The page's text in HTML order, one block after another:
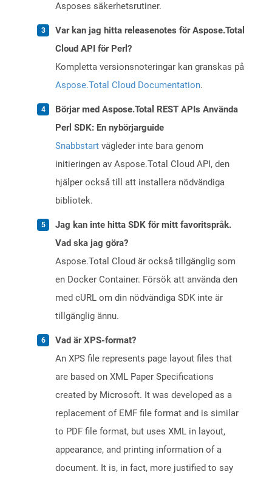
Asposes säkerhetsrutiner.
Var kan jag hitta releasenotes för Aspose.Total
Cloud API för Perl?
Kompletta versionsnoteringar kan granskas på
Aspose.Total Cloud Documentation.
Börjar med Aspose.Total REST APIs Använda
Perl SDK: En nybörjarguide
Snabbstart vägleder inte bara genom
initieringen av Aspose.Total Cloud API, den
hjälper också till att installera nödvändiga
bibliotek.
Jag kan inte hitta SDK för mitt favoritspråk.
Vad ska jag göra?
Aspose.Total Cloud är också tillgänglig som
en Docker Container. Försök att använda den
med cURL om din nödvändiga SDK inte är
tillgänglig ännu.
Vad är XPS-format?
An XPS file represents page layout files that
are based on XML Paper Specifications
created by Microsoft. It was developed as a
replacement of EMF file format and is similar
to PDF file format, but uses XML in layout,
appearance, and printing information of a
document. It is, in fact, more justified to say